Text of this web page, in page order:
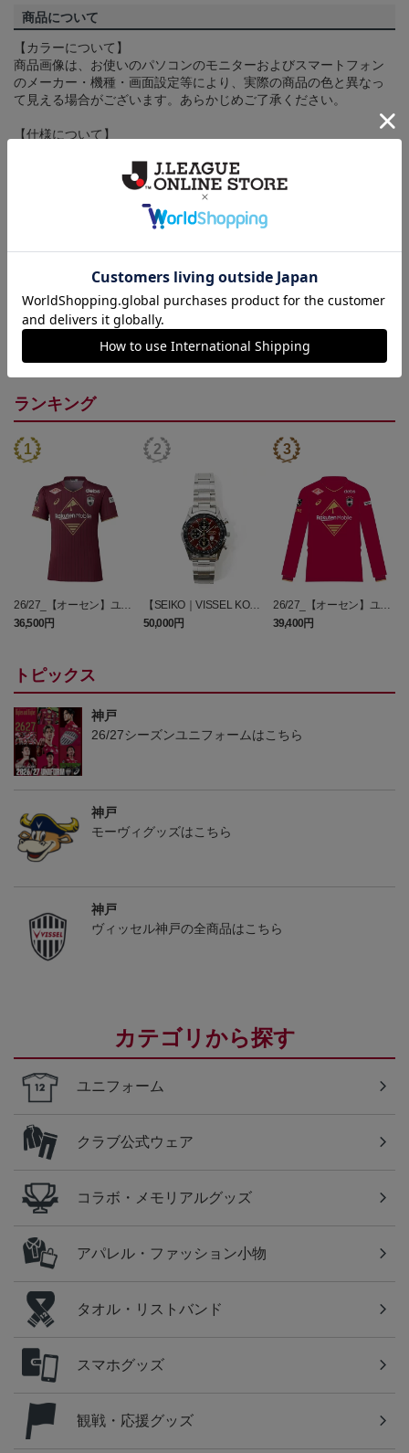
商品について
【カラーについて】
商品画像は、お使いのパソコンのモニターおよびスマートフォン
のメーカー・機種・画面設定等により、実際の商品の色と異なっ
て見える場合がございます。あらかじめご了承ください。
【仕様について】
告なく変更になることがございます。
ギフト対応について
ヘルプページ
ランキング
26/27_【オーセン】ユニ
フォーム（1st）
36,500円
【SEIKO｜VISSEL KOB
E】 30th Anniversary Mod
50,000円
26/27_【オーセン】ユニ
フォーム長袖（1st）
39,400円
トピックス
神戸
26/27シーズンユニフォームはこちら
神戸
モーヴィグッズはこちら
神戸
ヴィッセル神戸の全商品はこちら
カテゴリから探す
ユニフォーム
クラブ公式ウェア
コラボ・メモリアルグッズ
アパレル・ファッション小物
タオル・リストバンド
スマホグッズ
観戦・応援グッズ